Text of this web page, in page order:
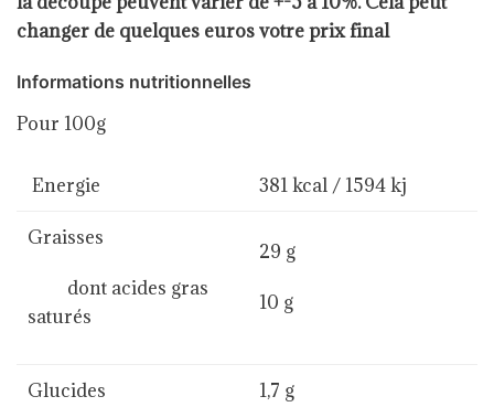
changer de quelques euros votre prix final
Informations nutritionnelles
Pour 100g
Energie 381 kcal / 1594 kj
Graisses
dont acides gras
saturés
29 g
10 g
Glucides 1,7 g